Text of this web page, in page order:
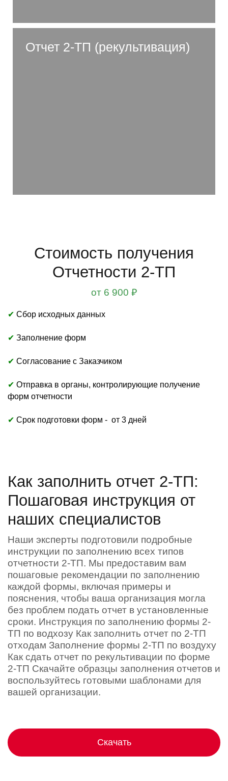
Отчет 2-ТП (рекультивация)
Стоимость получения
Отчетности 2-ТП
от 6 900 ₽
✔ Сбор исходных данных
✔ Заполнение форм
✔ Согласование с Заказчиком
✔ Отправка в органы, контролирующие получение
форм отчетности
✔ Срок подготовки форм - от 3 дней
Как заполнить отчет 2-ТП:
Пошаговая инструкция от
наших специалистов
Наши эксперты подготовили подробные
инструкции по заполнению всех типов
отчетности 2-ТП. Мы предоставим вам
пошаговые рекомендации по заполнению
каждой формы, включая примеры и
пояснения, чтобы ваша организация могла
без проблем подать отчет в установленные
сроки. Инструкция по заполнению формы 2-
ТП по водхозу Как заполнить отчет по 2-ТП
отходам Заполнение формы 2-ТП по воздуху
Как сдать отчет по рекультивации по форме
2-ТП Скачайте образцы заполнения отчетов и
воспользуйтесь готовыми шаблонами для
вашей организации.
Скачать